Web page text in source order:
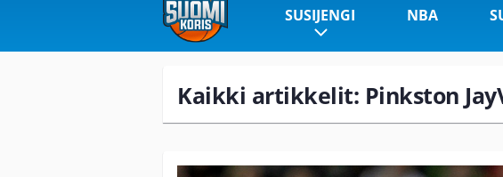
SUSIJENGI NBA
Kaikki artikkelit: Pinkston